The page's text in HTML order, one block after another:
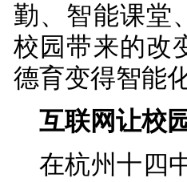
勤、智能课堂
校园带来的改
德育变得智能
互联网让校
在杭州十四